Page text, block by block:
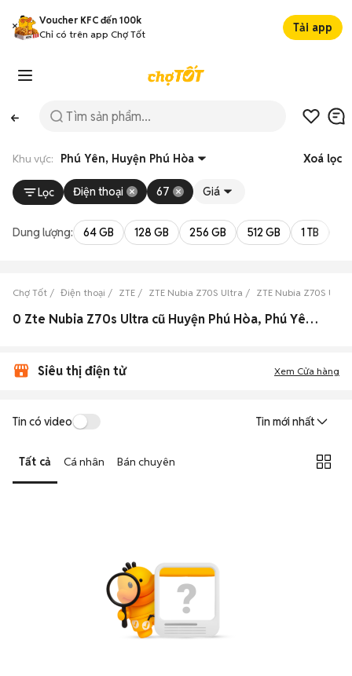
Voucher KFC đến 100k
Chỉ có trên app Chợ Tốt
Tải app
Khu vực: Phú Yên, Huyện Phú Hòa Xoá lọc
Lọc Điện thoại 67 Giá
Dung lượng: 64 GB 128 GB 256 GB 512 GB 1 TB
Chợ Tốt Điện thoại ZTE ZTE Nubia Z70S Ultra ZTE Nubia Z70S Ultra
0 Zte Nubia Z70s Ultra cũ Huyện Phú Hòa, Phú Yên đẹp
Siêu thị điện tử Xem Cửa hàng
Tin có video Tin mới nhất
Tất cả Cá nhân Bán chuyên